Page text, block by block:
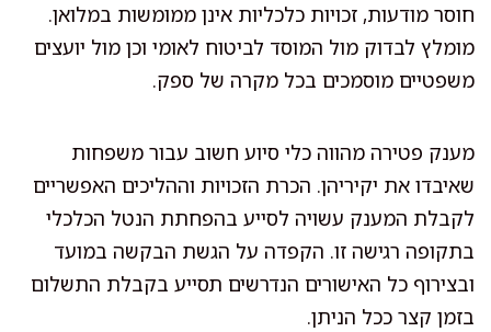
חוסר מודעות, זכויות כלכליות אינן ממומשות במלואן.
מומלץ לבדוק מול המוסד לביטוח לאומי וכן מול יועצים
משפטיים מוסמכים בכל מקרה של ספק.
מענק פטירה מהווה כלי סיוע חשוב עבור משפחות
שאיבדו את יקיריהן. הכרת הזכויות וההליכים האפשריים
לקבלת המענק עשויה לסייע בהפחתת הנטל הכלכלי
בתקופה רגישה זו. הקפדה על הגשת הבקשה במועד
ובצירוף כל האישורים הנדרשים תסייע בקבלת התשלום
בזמן קצר ככל הניתן.